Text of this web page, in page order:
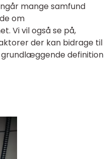
mange samfund
om
Vi vil også se på,
der kan bidrage til
definition